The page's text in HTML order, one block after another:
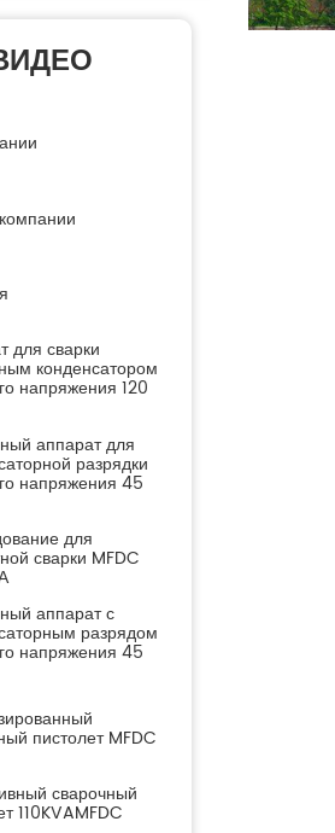
для сварки
конденсатором
напряжения 120
аппарат для
разрядки
напряжения 45
для
сварки MFDC
аппарат с
разрядом
напряжения 45
пистолет MFDC
сварочный
110KVAMFDC